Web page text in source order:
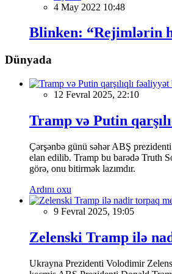
4 May 2022 10:48
Blinken: “Rejimlərin
Dünyada
12 Fevral 2025, 22:10
Tramp və Putin
Çərşənbə günü səhər ABŞ
elan edilib. Tramp bu barədə Truth
görə, onu bitirmək lazımdır.
Ardını oxu
9 Fevral 2025, 19:05
Zelenski Tramp ilə
Ukrayna Prezidenti Volodimir